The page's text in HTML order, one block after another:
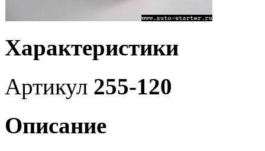
Характеристики
Артикул 255-120
Описание